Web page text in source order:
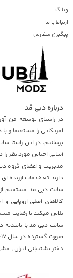
وبلاگ
ارتباط با ما
پیگیری سفارش
درباره دبی مُد
در راستای توسعه فن
امریکایی را مستقیما و
برسانیم. در این راستا
آسانی اجناس مورد نظر
مدیریت و اعضای گروه
دارند که خدمات ارزنده
سایت دبی مد مستقیم از
کالاهای اصلی اروپایی
تلاش میکند تا رضایت
سایت دبی مد با تاییدیه
دفتر پشتیبانی ایران ,